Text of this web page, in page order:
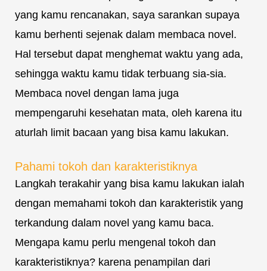
yang kamu rencanakan, saya sarankan supaya
kamu berhenti sejenak dalam membaca novel.
Hal tersebut dapat menghemat waktu yang ada,
sehingga waktu kamu tidak terbuang sia-sia.
Membaca novel dengan lama juga
mempengaruhi kesehatan mata, oleh karena itu
aturlah limit bacaan yang bisa kamu lakukan.
Pahami tokoh dan karakteristiknya
Langkah terakahir yang bisa kamu lakukan ialah
dengan memahami tokoh dan karakteristik yang
terkandung dalam novel yang kamu baca.
Mengapa kamu perlu mengenal tokoh dan
karakteristiknya? karena penampilan dari